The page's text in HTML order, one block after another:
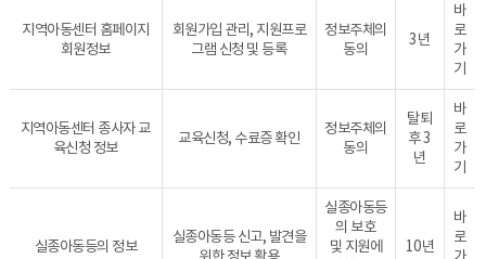
지역아동센터 홈페이지
회원정보
회원가입 관리, 지원프로
그램 신청 및 등록
정보주체의
동의
3년
바
로
가
기
지역아동센터 종사자 교
육신청 정보
교육신청, 수료증 확인
정보주체의
동의
탈퇴
후 3
년
바
로
가
기
실종아동등의 정보
실종아동등 신고, 발견을
실종아동등
의 보호
및 지원에
10년
바
로